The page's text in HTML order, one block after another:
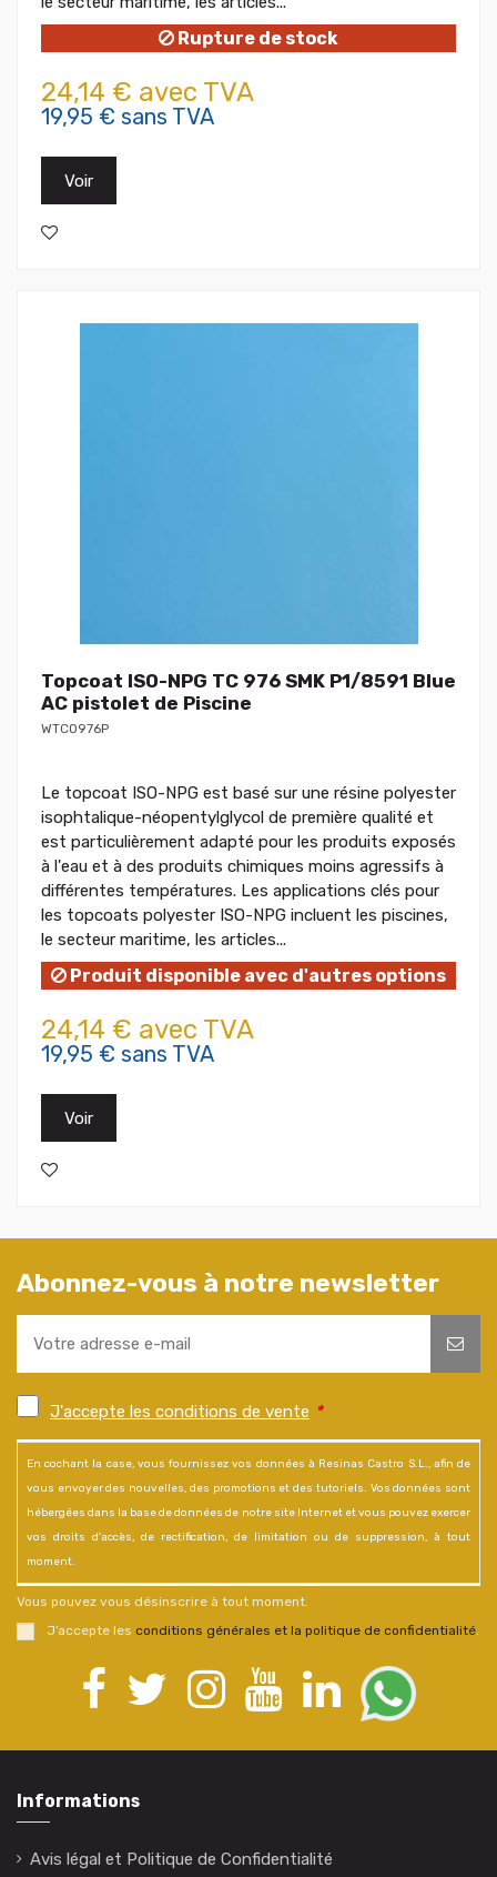
Rupture de stock
24,14 € avec TVA
19,95 € sans TVA
Voir
Topcoat ISO-NPG TC 976 SMK P1/8591 Blue
AC pistolet de Piscine
WTC0976P
Le topcoat ISO-NPG est basé sur une résine polyester
isophtalique-néopentylglycol de première qualité et
est particulièrement adapté pour les produits exposés
à l'eau et à des produits chimiques moins agressifs à
différentes températures. Les applications clés pour
les topcoats polyester ISO-NPG incluent les piscines,
le secteur maritime, les articles...
Produit disponible avec d'autres options
24,14 € avec TVA
19,95 € sans TVA
Voir
Abonnez-vous à notre newsletter
J'accepte les conditions de vente *
En cochant la case, vous fournissez vos données à Resinas Castro S.L., afin de
vous envoyer des nouvelles, des promotions et des tutoriels. Vos données sont
hébergées dans la base de données de notre site Internet et vous pouvez exercer
vos droits d'accès, de rectification, de limitation ou de suppression, à tout
moment.
Vous pouvez vous désinscrire à tout moment.
J’accepte les conditions générales et la politique de confidentialité.
Informations
Avis légal et Politique de Confidentialité